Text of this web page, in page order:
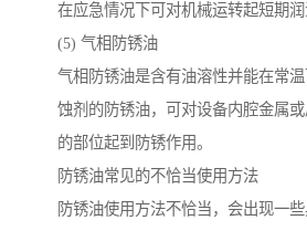
在应急情况下可对机械运转起短期润
(5) 气相防锈油
气相防锈油是含有油溶性并能在常
蚀剂的防锈油，可对设备内腔金属
的部位起到防锈作用。
防锈油常见的不恰当使用方法
防锈油使用方法不恰当，会出现一